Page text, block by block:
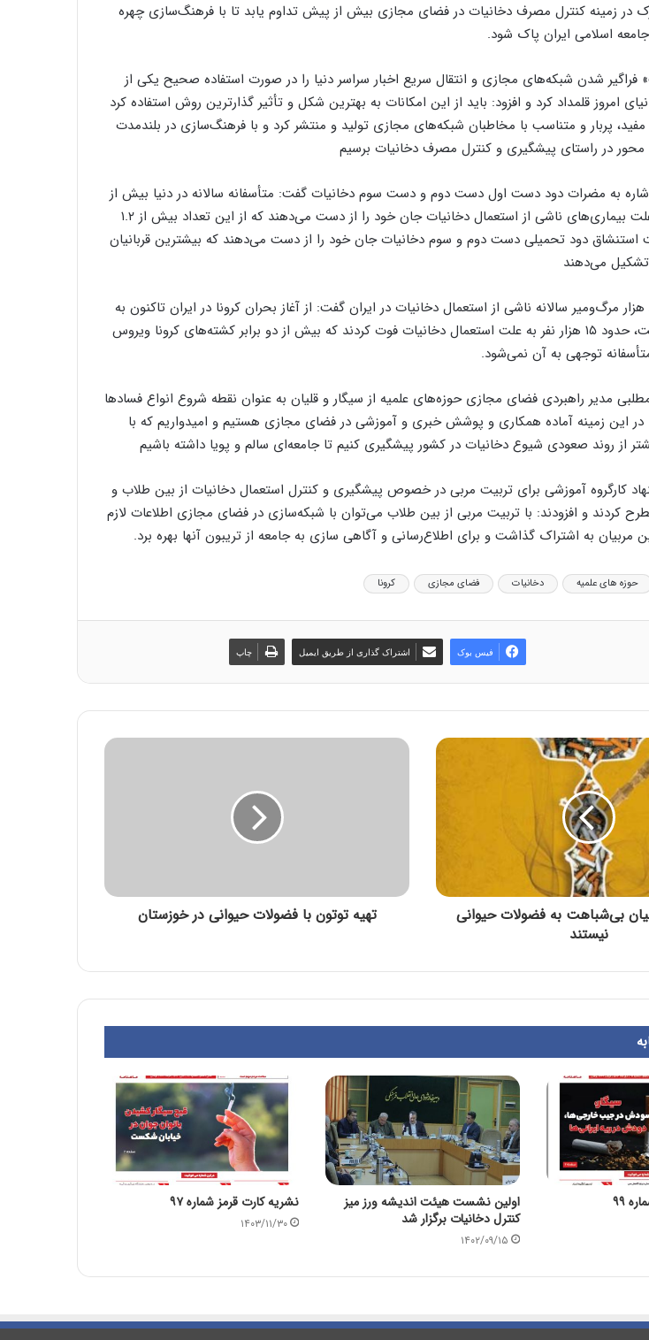
در زمینه کنترل مصرف دخانیات در فضای مجازی بیش از پیش تداوم یابد تا با فرهنگ‌سازی چهره
اسلامی ایران پاک شود.
شدن شبکه‌های مجازی و انتقال سریع اخبار سراسر دنیا را در صورت استفاده صحیح یکی از
امروز قلمداد کرد و افزود: باید از این امکانات به بهترین شکل و تأثیر گذارترین روش استفاده کرد
مفید، پربار و متناسب با مخاطبان شبکه‌های مجازی تولید و منتشر کرد و با فرهنگ‌سازی در بلندمدت
در راستای پیشگیری و کنترل مصرف دخانیات برسیم
به مضرات دود دست اول دست دوم و دست سوم دخانیات گفت: متأسفانه سالانه در دنیا بیش از
۸ میلیون نفر به علت بیماری‌های ناشی از استعمال دخانیات جان خود را از دست می‌دهند که از این تعداد بیش از ۱.۲
استنشاق دود تحمیلی دست دوم و سوم دخانیات جان خود را از دست می‌دهند که بیشترین قربانیان
تشکیل می‌دهند
وی با اشاره به ۶۰ هزار مرگ‌ومیر سالانه ناشی از استعمال دخانیات در ایران گفت: از آغاز بحران کرونا در ایران تاکنون به
جرات می‌توان گفت، حدود ۱۵ هزار نفر به علت استعمال دخانیات فوت کردند که بیش از دو برابر کشته‌های کرونا ویروس
توجهی به آن نمی‌شود.
مدیر راهبردی فضای مجازی حوزه‌های علمیه از سیگار و قلیان به عنوان نقطه شروع انواع فسادها
در این زمینه آماده همکاری و پوشش خبری و آموزشی در فضای مجازی هستیم و امیدواریم که با
از روند صعودی شیوع دخانیات در کشور پیشگیری کنیم تا جامعه‌ای سالم و پویا داشته باشیم
کارگروه آموزشی برای تربیت مربی در خصوص پیشگیری و کنترل استعمال دخانیات از بین طلاب و
کردند و افزودند: با تربیت مربی از بین طلاب می‌توان با شبکه‌سازی در فضای مجازی اطلاعات لازم
مربیان به اشتراک گذاشت و برای اطلاع‌رسانی و آگاهی سازی به جامعه از تریبون آنها بهره برد.
حوزه های علمیه دخانیات فضای مجازی کرونا
فیس بوک اشتراک گذاری از طریق ایمیل چاپ
بی‌شباهت به فضولات حیوانی
نیستند
تهیه توتون با فضولات حیوانی در خوزستان
۹۹
اولین نشست هیئت اندیشه ورز میز
کنترل دخانیات برگزار شد
۱۴۰۲/۰۹/۱۵
نشریه کارت قرمز شماره ۹۷
۱۴۰۳/۱۱/۳۰